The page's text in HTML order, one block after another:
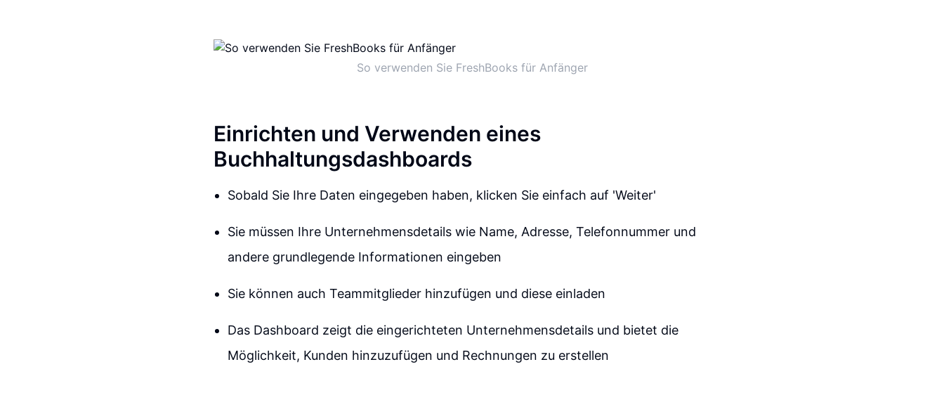
So verwenden Sie FreshBooks für Anfänger
Einrichten und Verwenden eines
Buchhaltungsdashboards
Sobald Sie Ihre Daten eingegeben haben, klicken Sie einfach auf 'Weiter'
Sie müssen Ihre Unternehmensdetails wie Name, Adresse, Telefonnummer und
andere grundlegende Informationen eingeben
Sie können auch Teammitglieder hinzufügen und diese einladen
Das Dashboard zeigt die eingerichteten Unternehmensdetails und bietet die
Möglichkeit, Kunden hinzuzufügen und Rechnungen zu erstellen